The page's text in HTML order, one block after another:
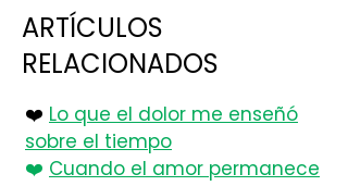
ARTÍCULOS
RELACIONADOS
❤️ Lo que el dolor me enseñó
sobre el tiempo
❤️ Cuando el amor permanece